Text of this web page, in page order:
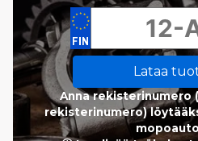
Lataa
Anna rekisterinumero
rekisterinumero)